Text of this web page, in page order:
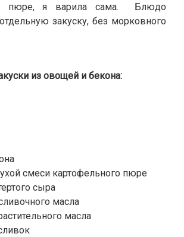
пюре, я варила сама. Блюдо
закуску, без морковного
из овощей и бекона:
смеси картофельного пюре
сыра
масла
масла